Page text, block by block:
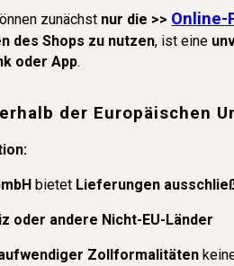
zunächst nur die >> Online-
des Shops zu nutzen, ist eine
oder App.
der Europäischen
bietet Lieferungen
oder andere Nicht-EU-Länder
Zollformalitäten